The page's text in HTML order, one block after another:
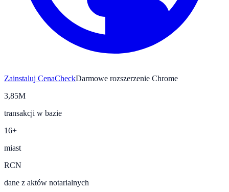
Zainstaluj CenaCheckDarmowe rozszerzenie Chrome
3,85M
transakcji w bazie
16+
miast
RCN
dane z aktów notarialnych